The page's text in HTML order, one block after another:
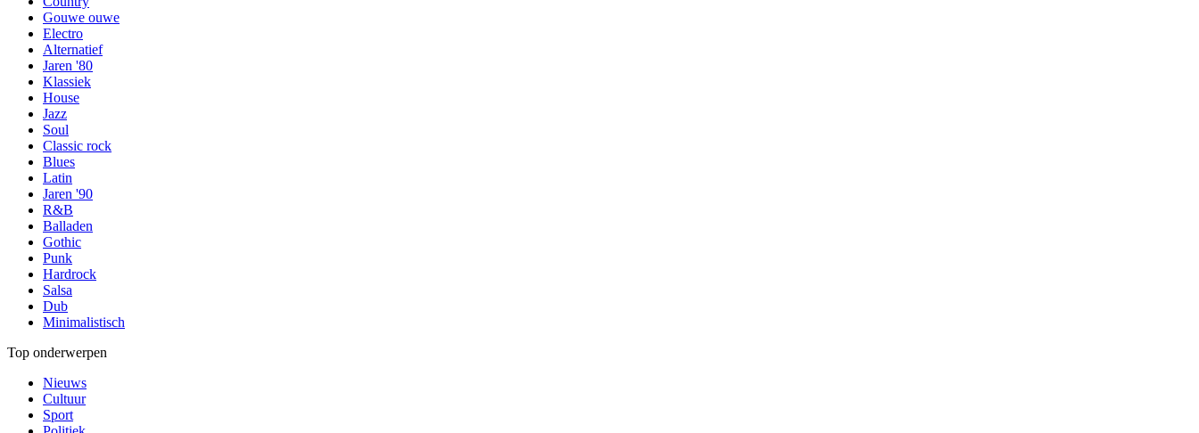
Gouwe ouwe
Electro
Alternatief
Jaren '80
Klassiek
House
Jazz
Soul
Classic rock
Blues
Latin
Jaren '90
R&B
Balladen
Gothic
Punk
Hardrock
Salsa
Dub
Minimalistisch
Top onderwerpen
Nieuws
Cultuur
Sport